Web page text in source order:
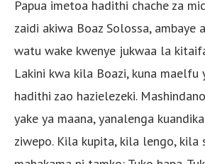
Papua imetoa hadithi chache za
zaidi akiwa Boaz Solossa, ambaye
watu wake kwenye jukwaa la
Lakini kwa kila Boazi, kuna maelfu
hadithi zao hazielezeki.
yake ya maana, yanalenga
ziwepo. Kila kupita, kila lengo, kila